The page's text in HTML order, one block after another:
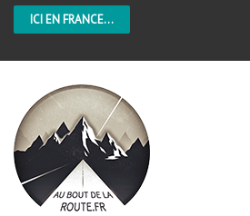
ICI EN FRANCE...